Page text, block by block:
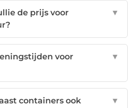
de prijs voor
▼
voor
▼
containers ook
▼